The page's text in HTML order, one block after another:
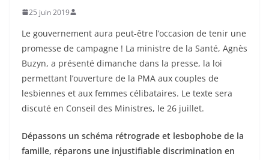
25 juin 2019
Le gouvernement aura peut-être l’occasion de tenir une
promesse de campagne ! La ministre de la Santé, Agnès
Buzyn, a présenté dimanche dans la presse, la loi
permettant l’ouverture de la PMA aux couples de
lesbiennes et aux femmes célibataires. Le texte sera
discuté en Conseil des Ministres, le 26 juillet.
Dépassons un schéma rétrograde et lesbophobe de la
famille, réparons une injustifiable discrimination en